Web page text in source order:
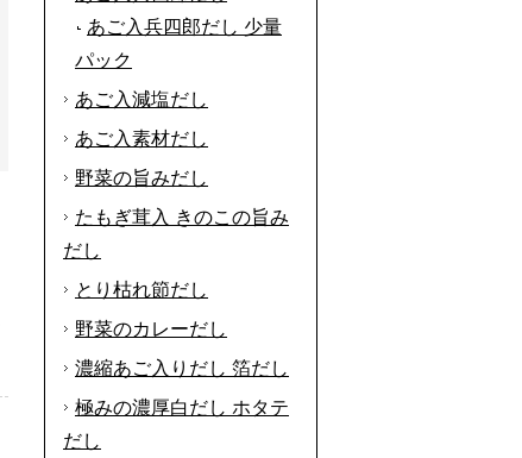
あご入兵四郎だし 少量
パック
あご入減塩だし
あご入素材だし
野菜の旨みだし
たもぎ茸入 きのこの旨み
だし
とり枯れ節だし
野菜のカレーだし
濃縮あご入りだし 箔だし
極みの濃厚白だし ホタテ
だし